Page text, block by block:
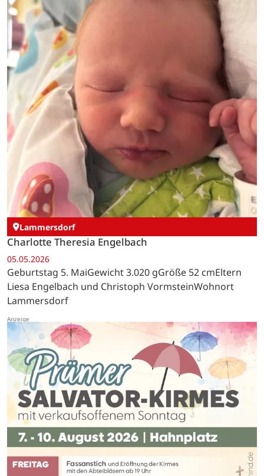
Lammersdorf
Charlotte Theresia Engelbach
05.05.2026
Geburtstag 5. MaiGewicht 3.020 gGröße 52 cmEltern
Liesa Engelbach und Christoph VormsteinWohnort
Lammersdorf